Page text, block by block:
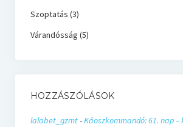
Szoptatás (3)
Várandósság (5)
HOZZÁSZÓLÁSOK
lalabet_gzmt-Káoszkommandó: 61. nap –